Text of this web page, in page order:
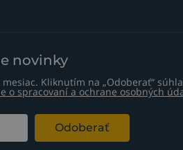
novinky
Kliknutím na „Odoberať“
o spracovaní a ochrane osobných
Odoberať